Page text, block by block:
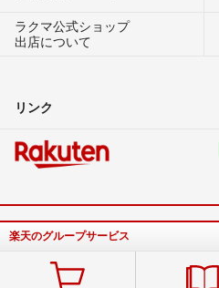
ラクマ公式ショップ
出店について
リンク
楽天のグループサービス